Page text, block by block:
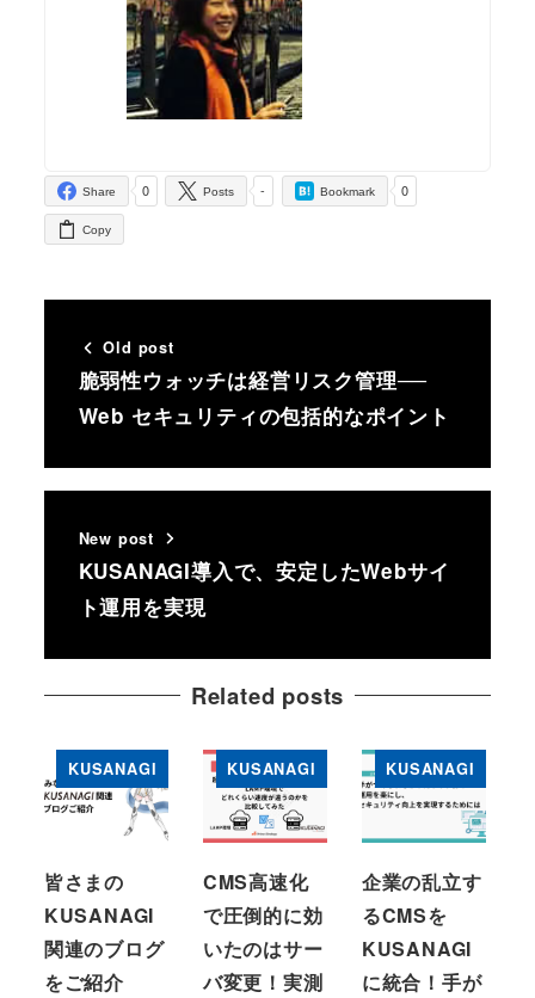
0
Share -
Posts 0
Bookmark
Copy
Old post
脆弱性ウォッチは経営リスク管理──
Web セキュリティの包括的なポイント
New post
KUSANAGI導入で、安定したWebサイ
ト運用を実現
Related posts
KUSANAGI
皆さまの
KUSANAGI
関連のブログ
をご紹介
KUSANAGI
CMS高速化
で圧倒的に効
いたのはサー
バ変更！実測
KUSANAGI
企業の乱立す
るCMSを
KUSANAGI
に統合！手が